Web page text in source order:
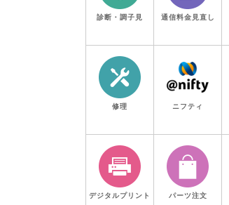
診断・調子見 通信料金見直し
修理 ニフティ
デジタルプリント パーツ注文